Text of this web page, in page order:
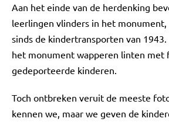
Aan het einde van de herdenking
leerlingen vlinders in het
sinds de kindertransporten van
het monument wapperen linten met
gedeporteerde kinderen.
Toch ontbreken veruit de meeste
kennen we, maar we geven de